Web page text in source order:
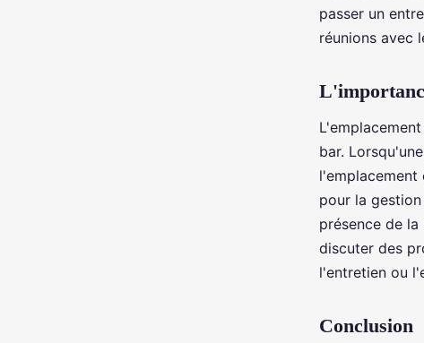
passer un
réunions avec
bar.
l'emplacement
pour la
présence de
discuter des
l'entretien ou
Conclusion